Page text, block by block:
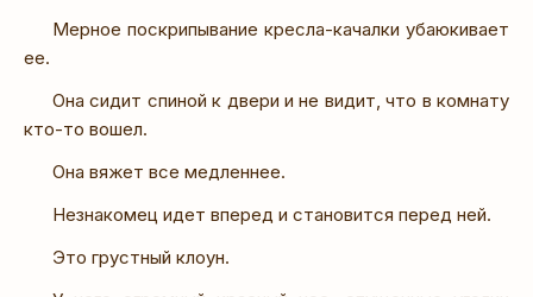
Мерное поскрипывание кресла-качалки убаюкивает
ее.
Она сидит спиной к двери и не видит, что в комнату
кто-то вошел.
Она вяжет все медленнее.
Незнакомец идет вперед и становится перед ней.
Это грустный клоун.